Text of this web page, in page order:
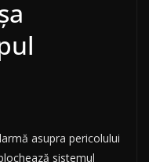
asupra pericolului
sistemul